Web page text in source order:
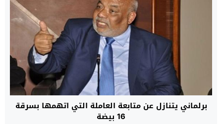
برلماني يتنازل عن متابعة العاملة التي اتهمها بسرقة
16 بيضة